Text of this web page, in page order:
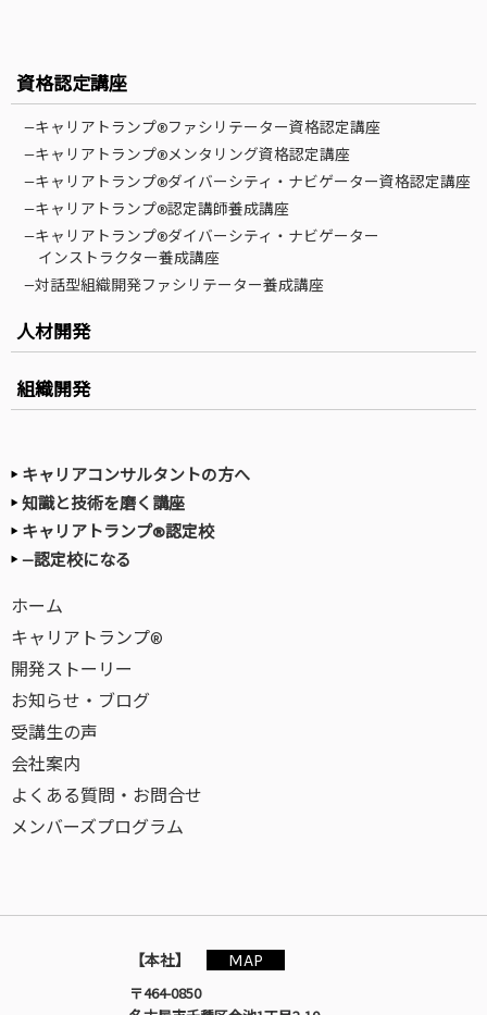
資格認定講座
—キャリアトランプ®ファシリテーター資格認定講座
—キャリアトランプ®メンタリング資格認定講座
—キャリアトランプ®ダイバーシティ・ナビゲーター資格認定講座
—キャリアトランプ®認定講師養成講座
—キャリアトランプ®ダイバーシティ・ナビゲーター
インストラクター養成講座
—対話型組織開発ファシリテーター養成講座
人材開発
組織開発
キャリアコンサルタントの方へ
知識と技術を磨く講座
キャリアトランプ®認定校
—認定校になる
ホーム
キャリアトランプ®
開発ストーリー
お知らせ・ブログ
受講生の声
会社案内
よくある質問・お問合せ
メンバーズプログラム
【本社】
MAP
〒464-0850